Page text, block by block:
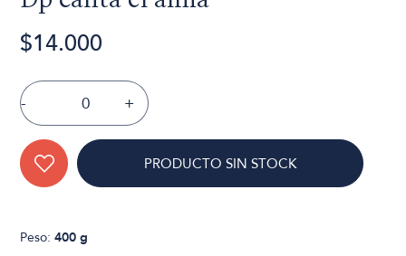
$14.000
- +
PRODUCTO SIN STOCK
Peso:400 g